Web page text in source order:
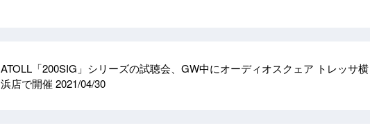
ATOLL「200SIG」シリーズの試聴会、GW中にオーディオスクェア トレッサ横
浜店で開催 2021/04/30